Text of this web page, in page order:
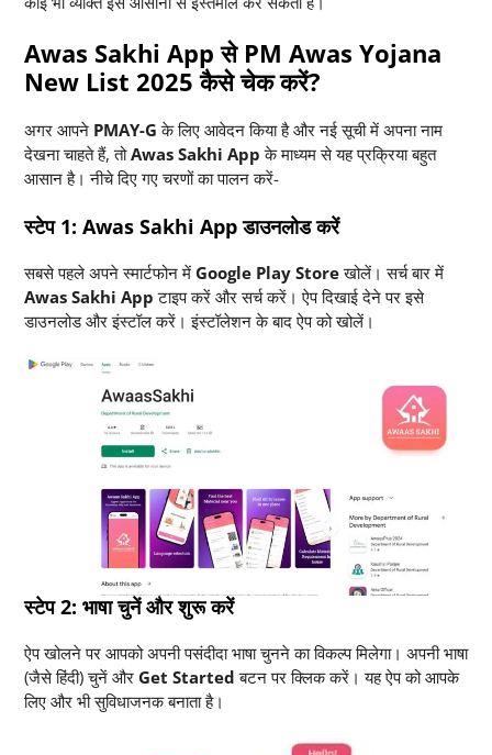
Awas Sakhi App से PM Awas Yojana
New List 2025 कैसे चेक करें?
अगर आपने PMAY-G के लिए आवेदन किया है और नई सूची में अपना नाम
देखना चाहते हैं, तोAwas Sakhi App के माध्यम से यह प्रक्रिया बहुत
आसान है। नीचे दिए गए चरणों का पालन करें-
स्टेप 1: Awas Sakhi App डाउनलोड करें
सबसे पहले अपने स्मार्टफोन में Google Play Storeखोलें। सर्च बार में
Awas Sakhi App टाइप करें और सर्च करें। ऐप दिखाई देने पर इसे
डाउनलोड और इंस्टॉल करें। इंस्टॉलेशन के बाद ऐप को खोलें।
स्टेप 2: भाषा चुनें और शुरू करें
ऐप खोलने पर आपको अपनी पसंदीदा भाषा चुनने का विकल्प मिलेगा। अपनी भाषा
(जैसे हिंदी) चुनें और Get Started बटन पर क्लिक करें। यह ऐप को आपके
लिए और भी सुविधाजनक बनाता है।